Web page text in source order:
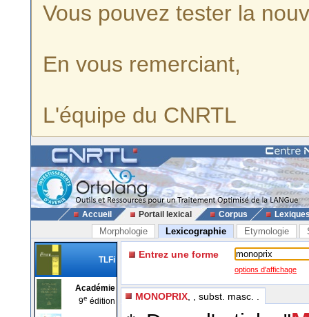
Vous pouvez tester la
En vous remerciant,
L'équipe du CNRTL
Accueil Portail lexical Corpus
Morphologie Lexicographie Etymologie
TLFi
Académie
9e édition
Entrez une forme
options d'affichage
MONOPRIX , , subst. masc. .